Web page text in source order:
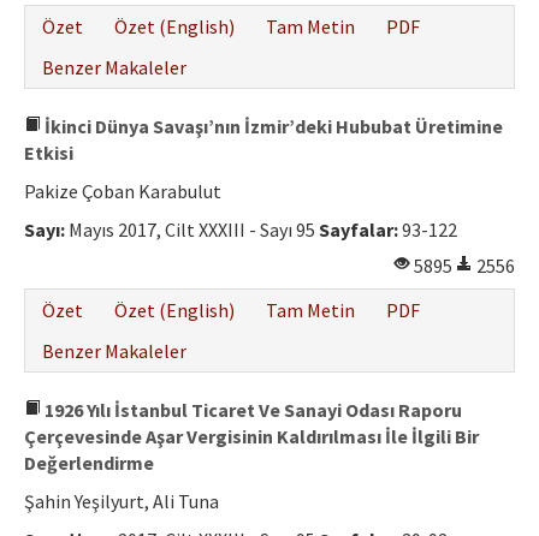
Özet
Özet (English) Tam Metin
PDF
Benzer Makaleler
İkinci Dünya Savaşı’nın İzmir’deki Hububat Üretimine
Etkisi
Pakize Çoban Karabulut
Sayı: Mayıs 2017, Cilt XXXIII - Sayı 95 Sayfalar:93-122
5895
2556
Özet
Özet (English) Tam Metin
PDF
Benzer Makaleler
1926 Yılı İstanbul Ticaret Ve Sanayi Odası Raporu
Çerçevesinde Aşar Vergisinin Kaldırılması İle İlgili Bir
Değerlendirme
Şahin Yeşilyurt, Ali Tuna